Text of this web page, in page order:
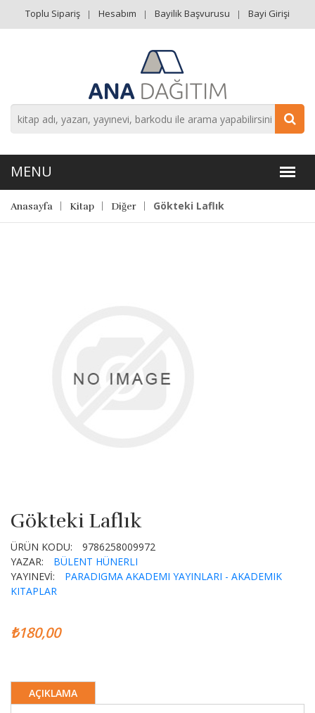
Toplu Sipariş Hesabım Bayilik Başvurusu Bayi Girişi
Anasayfa Kitap Diğer Gökteki Laflık
Gökteki Laflık
ÜRÜN KODU:
9786258009972
YAZAR:
BÜLENT HÜNERLI
YAYINEVİ:
PARADIGMA AKADEMI YAYINLARI - AKADEMIK
KITAPLAR
₺180,00
AÇIKLAMA